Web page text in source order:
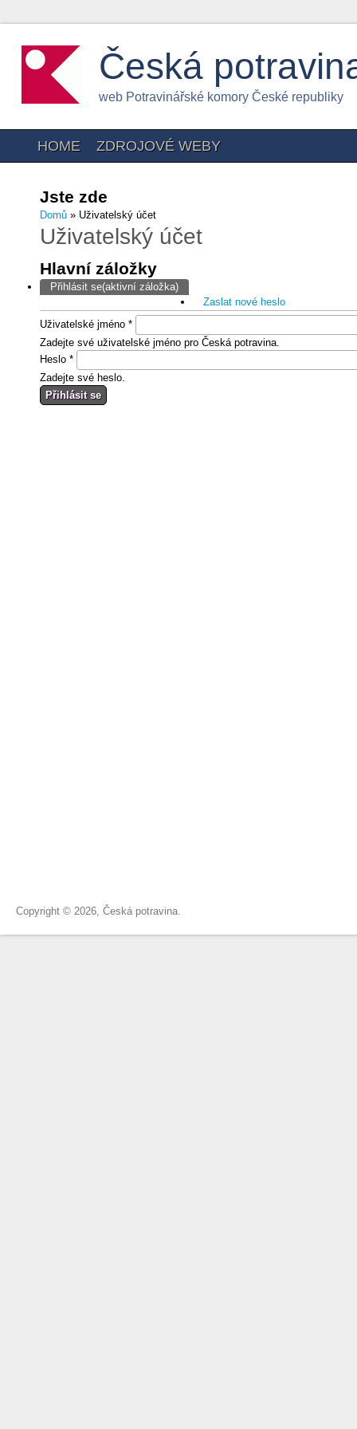
Česká
web Potravinářské komory České republiky
HOME ZDROJOVÉ WEBY
Jste zde
Domů » Uživatelský účet
Uživatelský účet
Hlavní záložky
Přihlásit se(aktivní záložka)
Zaslat nové heslo
Uživatelské jméno *
Zadejte své uživatelské jméno pro Česká potravina.
Heslo *
Zadejte své heslo.
Copyright © 2026, Česká potravina.